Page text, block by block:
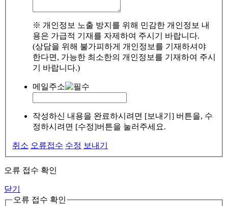
※ 개인정보 노출 방지를 위해 민감한 개인정보 내
용은 가급적 기재를 자제하여 주시기 바랍니다.
(상담을 위해 불가피하게 개인정보를 기재하셔야
한다면, 가능한 최소한의 개인정보를 기재하여 주시
기 바랍니다.)
메일주소
작성하신 내용을 완료하시려면 [보내기] 버튼을, 수
정하시려면 [수정]버튼을 눌러주세요.
취소 오류접수 수정 보내기
오류 접수 확인
닫기
오류 접수 확인